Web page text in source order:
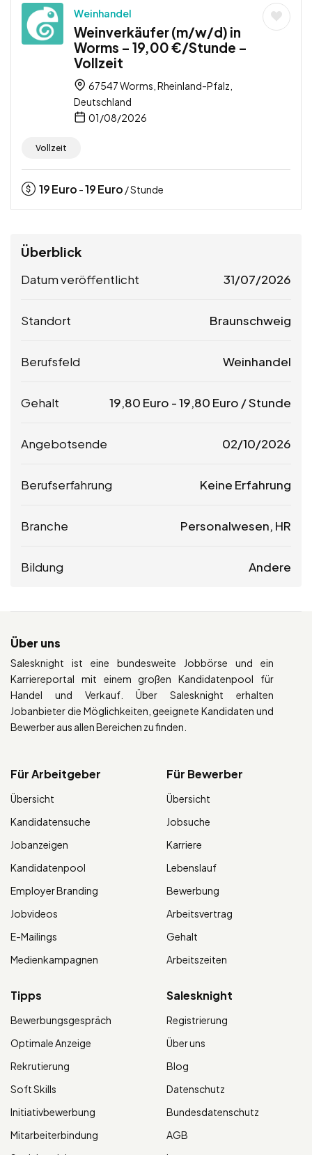
Weinhandel
Weinverkäufer (m/w/d) in
Worms – 19,00 €/Stunde –
Vollzeit
67547 Worms, Rheinland-Pfalz,
Deutschland
01/08/2026
Vollzeit
19Euro -19Euro / Stunde
Überblick
Datum veröffentlicht 31/07/2026
Standort Braunschweig
Berufsfeld Weinhandel
Gehalt 19,80 Euro -19,80 Euro / Stunde
Angebotsende 02/10/2026
Berufserfahrung Keine Erfahrung
Branche Personalwesen, HR
Bildung Andere
Über uns
Salesknight ist eine bundesweite Jobbörse und ein
Karriereportal mit einem großen Kandidatenpool für
Handel und Verkauf. Über Salesknight erhalten
Jobanbieter die Möglichkeiten, geeignete Kandidaten und
Bewerber aus allen Bereichen zu finden.
Für Arbeitgeber
Übersicht
Kandidatensuche
Jobanzeigen
Kandidatenpool
Employer Branding
Jobvideos
E-Mailings
Medienkampagnen
Für Bewerber
Übersicht
Jobsuche
Karriere
Lebenslauf
Bewerbung
Arbeitsvertrag
Gehalt
Arbeitszeiten
Tipps
Bewerbungsgespräch
Optimale Anzeige
Rekrutierung
Soft Skills
Initiativbewerbung
Mitarbeiterbindung
Salesknight
Registrierung
Über uns
Blog
Datenschutz
Bundesdatenschutz
AGB